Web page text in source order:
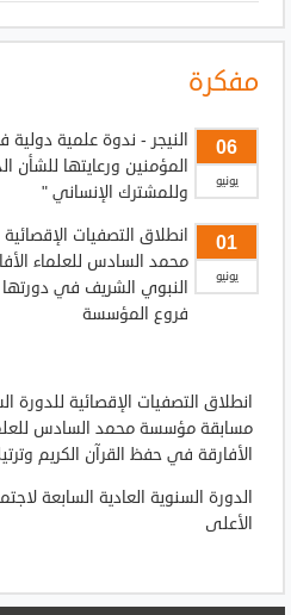
مفكرة
06
يونيو
النيجر - ندوة علمية
المؤمنين ورعايتها للشأن
وللمشترك الإنساني "
01
يونيو
انطلاق التصفيات
محمد السادس للعلماء
النبوي الشريف في
فروع المؤسسة
انطلاق التصفيات الإقصائية للدورة
مسابقة مؤسسة محمد السادس
الأفارقة في حفظ القرآن الكريم
الدورة السنوية العادية السابعة
الأعلى